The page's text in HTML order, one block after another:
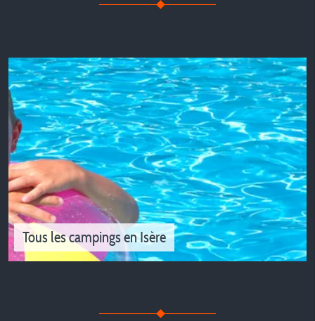
Découvrez les Campings labellisés « Accueil Vélo » en
Isère pour des Vacances en Famille et entre amis
Tous les campings en Isère